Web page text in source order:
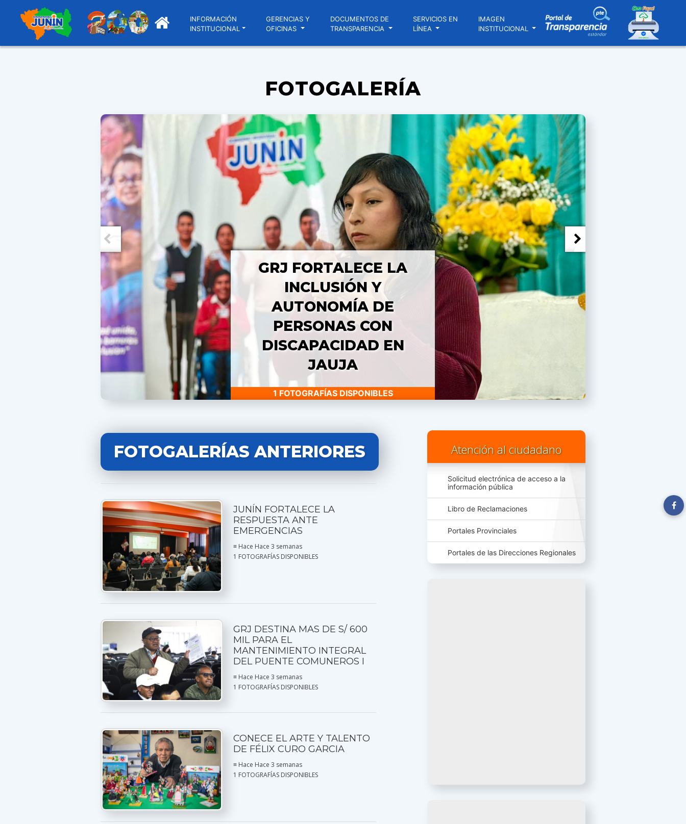
INFORMACIÓN
INSTITUCIONAL
GERENCIAS Y
OFICINAS
DOCUMENTOS DE
TRANSPARENCIA
SERVICIOS EN
LÍNEA
IMAGEN
INSTITUCIONAL
FOTOGALERÍA
GRJ FORTALECE LA
INCLUSIÓN Y
AUTONOMÍA DE
PERSONAS CON
DISCAPACIDAD EN
JAUJA
1 FOTOGRAFÍAS DISPONIBLES
Atención al ciudadano
Solicitud electrónica de acceso a la
información pública
Libro de Reclamaciones
Portales Provinciales
Portales de las Direcciones Regionales
FOTOGALERÍAS ANTERIORES
JUNÍN FORTALECE LA
RESPUESTA ANTE
EMERGENCIAS
≡ Hace Hace 3 semanas
1 FOTOGRAFÍAS DISPONIBLES
GRJ DESTINA MAS DE S/ 600
MIL PARA EL
MANTENIMIENTO INTEGRAL
DEL PUENTE COMUNEROS I
≡ Hace Hace 3 semanas
1 FOTOGRAFÍAS DISPONIBLES
CONECE EL ARTE Y TALENTO
DE FÉLIX CURO GARCIA
≡ Hace Hace 3 semanas
1 FOTOGRAFÍAS DISPONIBLES